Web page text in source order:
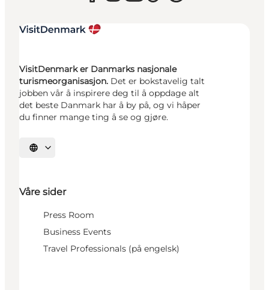
VisitDenmark er Danmarks nasjonale
turismeorganisasjon. Det er bokstavelig talt
jobben vår å inspirere deg til å oppdage alt
det beste Danmark har å by på, og vi håper
du finner mange ting å se og gjøre.
Velg språk
Våre sider
Press Room
Business Events
Travel Professionals (på engelsk)